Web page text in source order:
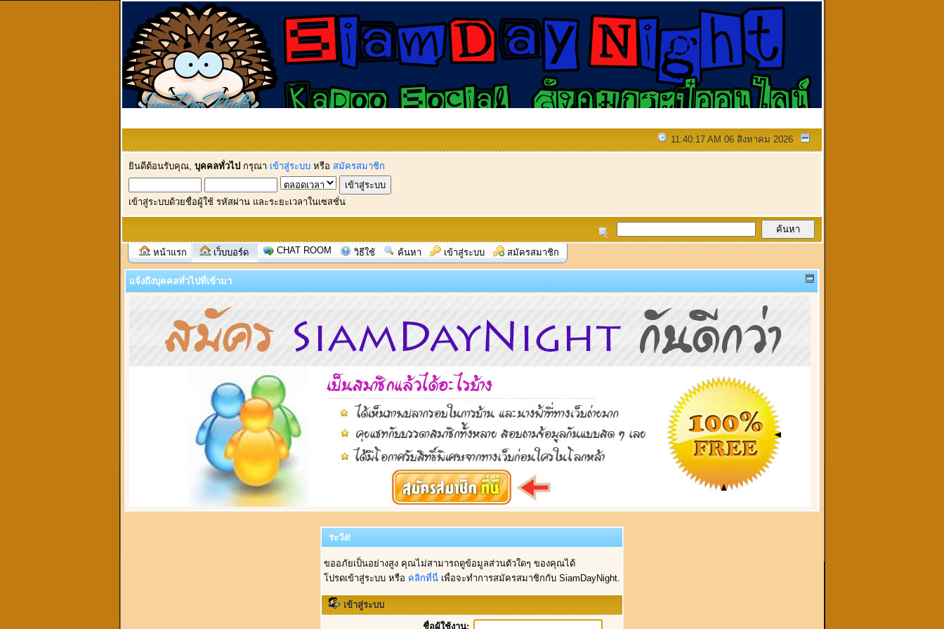
11:40:17 AM 06 สิงหาคม 2026
ยินดีต้อนรับคุณ, บุคคลทั่วไป กรุณา เข้าสู่ระบบ หรือ สมัครสมาชิก
เข้าสู่ระบบด้วยชื่อผู้ใช้ รหัสผ่าน และระยะเวลาในเซสชั่น
หน้าแรก เว็บบอร์ด CHAT ROOM วิธีใช้ ค้นหา เข้าสู่ระบบ สมัครสมาชิก
แจ้งถึงบุคคลทั่วไปที่เข้ามา
ระวัง!
ขออภัยเป็นอย่างสูง คุณไม่สามารถดูข้อมูลส่วนตัวใดๆ ของคุณได้
โปรดเข้าสู่ระบบ หรือ คลิกที่นี่ เพื่อจะทำการสมัครสมาชิกกับ SiamDayNight.
เข้าสู่ระบบ
ชื่อผู้ใช้งาน: